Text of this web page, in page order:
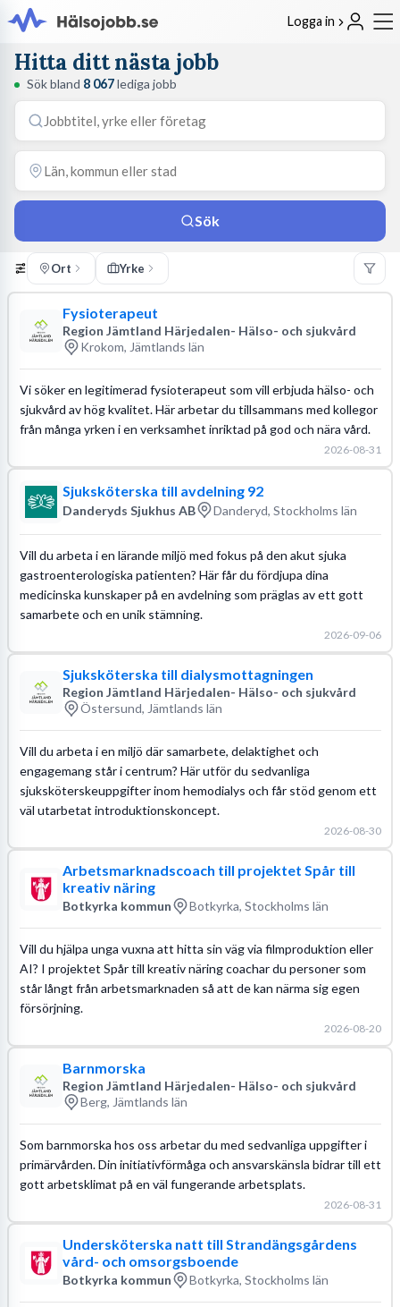
Logga in
Hitta ditt nästa jobb
Sök bland 8 067lediga jobb
Sök
Ort Yrke
Fysioterapeut
Region Jämtland Härjedalen- Hälso- och sjukvård
Krokom, Jämtlands län
Vi söker en legitimerad fysioterapeut som vill erbjuda hälso- och
sjukvård av hög kvalitet. Här arbetar du tillsammans med kollegor
från många yrken i en verksamhet inriktad på god och nära vård.
2026-08-31
Sjuksköterska till avdelning 92
Danderyds Sjukhus AB Danderyd, Stockholms län
Vill du arbeta i en lärande miljö med fokus på den akut sjuka
gastroenterologiska patienten? Här får du fördjupa dina
medicinska kunskaper på en avdelning som präglas av ett gott
samarbete och en unik stämning.
2026-09-06
Sjuksköterska till dialysmottagningen
Region Jämtland Härjedalen- Hälso- och sjukvård
Östersund, Jämtlands län
Vill du arbeta i en miljö där samarbete, delaktighet och
engagemang står i centrum? Här utför du sedvanliga
sjuksköterskeuppgifter inom hemodialys och får stöd genom ett
väl utarbetat introduktionskoncept.
2026-08-30
Arbetsmarknadscoach till projektet Spår till
kreativ näring
Botkyrka kommun Botkyrka, Stockholms län
Vill du hjälpa unga vuxna att hitta sin väg via filmproduktion eller
AI? I projektet Spår till kreativ näring coachar du personer som
står långt från arbetsmarknaden så att de kan närma sig egen
försörjning.
2026-08-20
Barnmorska
Region Jämtland Härjedalen- Hälso- och sjukvård
Berg, Jämtlands län
Som barnmorska hos oss arbetar du med sedvanliga uppgifter i
primärvården. Din initiativförmåga och ansvarskänsla bidrar till ett
gott arbetsklimat på en väl fungerande arbetsplats.
2026-08-31
Undersköterska natt till Strandängsgårdens
vård- och omsorgsboende
Botkyrka kommun Botkyrka, Stockholms län